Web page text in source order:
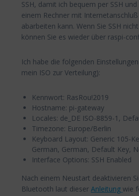
SSH, damit ich bequem per SSH
einem Rechner mit
abarbeiten kann. Wenn Sie SSH
können Sie es wieder über raspi-
Ich habe die folgenden
mein ISO zur Verteilung):
Kennwort: RasRou!2019
Hostname: pi-gateway
Locales: de_DE ISO-8859-1,
Timezone: Europe/Berlin
Keyboard Layout: Generic 105-
German, German, Default Key,
Interface Options: SSH Enabled
Nach einem Neustart deaktivieren
Bluetooth laut dieser Anleitung wie